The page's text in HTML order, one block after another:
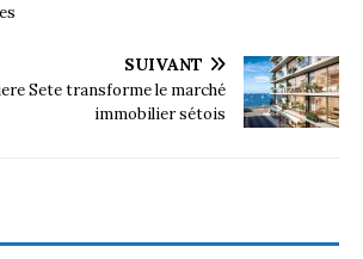
SUIVANT
Sete transforme le marché
immobilier sétois